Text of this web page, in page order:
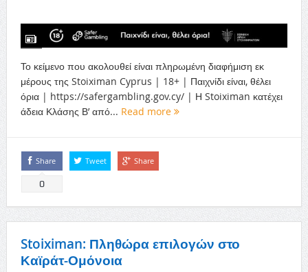
Το κείμενο που ακολουθεί είναι πληρωμένη διαφήμιση εκ
μέρους της Stoiximan Cyprus | 18+ | Παιχνίδι είναι, θέλει
όρια | https://safergambling.gov.cy/ | Η Stoiximan κατέχει
άδεια Κλάσης Β’ από... Read more
Share
0
Tweet Share
Stoiximan: Πληθώρα επιλογών στο
Καϊράτ-Ομόνοια